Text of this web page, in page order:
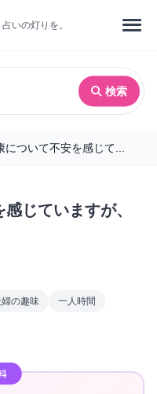
いの灯りを。
検索
について不安を感じて...
じていますが、
婦の趣味
一人時間